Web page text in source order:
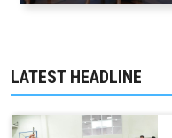
LATEST HEADLINE